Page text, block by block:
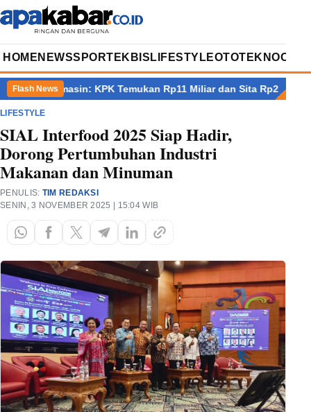
HOME NEWSSPORT EKBIS LIFESTYLEOTOTEKNOOPINI
Flash NewsKPK Temukan Rp11 Miliar dan Sita Rp2,4 Miliar Valas
LIFESTYLE
SIAL Interfood 2025 Siap Hadir,
Dorong Pertumbuhan Industri
Makanan dan Minuman
PENULIS: TIM REDAKSI
SENIN, 3 NOVEMBER 2025 | 15:04 WIB